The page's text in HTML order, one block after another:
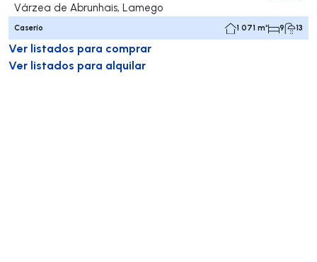
Várzea de Abrunhais, Lamego
Caserío 1 071 m² 9 13
Ver listados para comprar
Ver listados para alquilar